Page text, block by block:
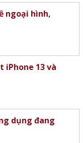
ngoại hình,
iPhone 13 và
dụng đang